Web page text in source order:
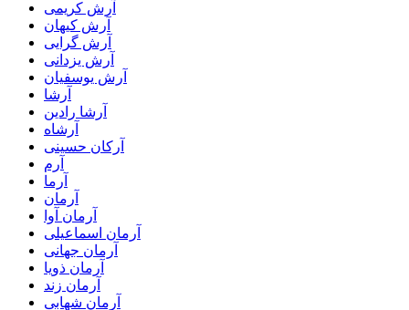
آرش کریمی
آرش کیهان
آرش گرایی
آرش یزدانی
آرش یوسفیان
آرشا
آرشا رادین
آرشاه
آرکان حسینی
آرم
آرما
آرمان
آرمان آوا
آرمان اسماعیلی
آرمان جهانی
آرمان ذویا
آرمان زند
آرمان شهابی